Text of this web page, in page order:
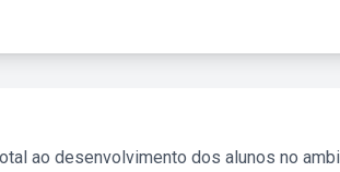
ao desenvolvimento dos alunos no